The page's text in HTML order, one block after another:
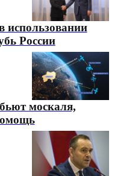
использовании
России
москаля,